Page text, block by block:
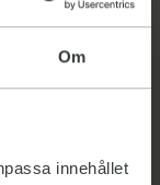
Om
innehållet